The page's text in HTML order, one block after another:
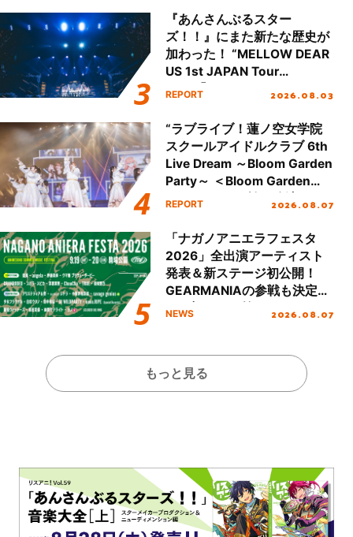
『あんさんぶるスター
ズ！！』にまた新たな歴史が
加わった！ “MELLOW DEAR
US 1st JAPAN Tour
Final「NICE to meet YOU
ート!!
REPORT 2026.08.03
“ラブライブ！蓮ノ空女学院
スクールアイドルクラブ 6th
Live Dream ～Bloom Garden
Party～ ＜Bloom Garden
Party Stage／埼玉公演＞”
REPORT 2026.08.07
「ナガノアニエラフェスタ
2026」全出演アーティスト
発表＆新ステージ初公開！
GEARMANIAの参戦も決定
し、初となる第3ステージの
NEWS 2026.08.07
もっと見る